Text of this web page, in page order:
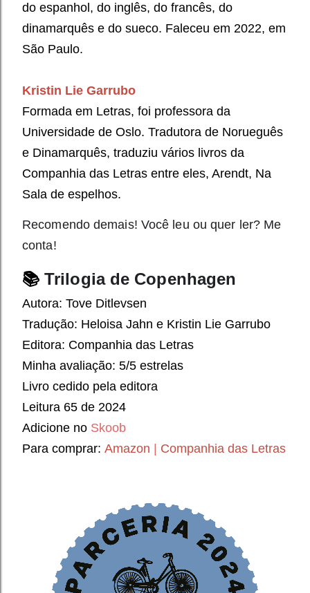
do espanhol, do inglês, do francês, do
dinamarquês e do sueco. Faleceu em 2022, em
São Paulo.
Kristin Lie Garrubo
Formada em Letras, foi professora da
Universidade de Oslo. Tradutora de Norueguês
e Dinamarquês, traduziu vários livros da
Companhia das Letras entre eles, Arendt, Na
Sala de espelhos.
Recomendo demais! Você leu ou quer ler? Me
conta!
📚 Trilogia de Copenhagen
Autora: Tove Ditlevsen
Tradução: Heloisa Jahn e Kristin Lie Garrubo
Editora: Companhia das Letras
Minha avaliação: 5/5 estrelas
Livro cedido pela editora
Leitura 65 de 2024
Adicione no Skoob
Para comprar: Amazon Companhia das Letras